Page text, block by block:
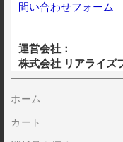
問い合わせフォーム
運営会社：
株式会社 リアライズ
ホーム
カート